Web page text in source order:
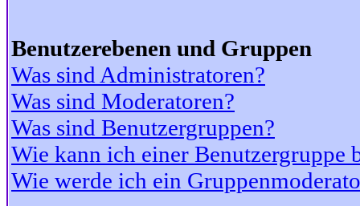
Benutzerebenen und Gruppen
Was sind Administratoren?
Was sind Moderatoren?
Was sind Benutzergruppen?
Wie kann ich einer Benutzergruppe
Wie werde ich ein